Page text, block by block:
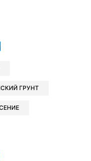
в Xв Viber
в Whatsapp
в Messenger
отправить в LinkedIn
ГРУНТ
X в Google news
в Viber
в LinkedIn